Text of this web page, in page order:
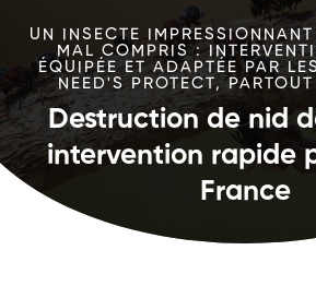
UN INSECTE
MAL COMPRIS :
ÉQUIPÉE ET ADAPTÉE PAR
NEED'S PROTECT,
Destruction de nid
intervention rapide
France